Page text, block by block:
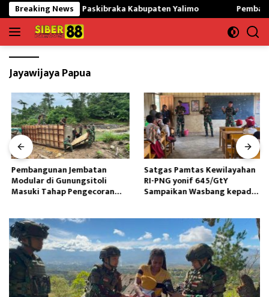
Langsung
ke
konten
Breaking News
Siapkan Paskibraka Kabupaten Yalimo Pembangunan
Jayawijaya Papua
Pembangunan Jembatan
Modular di Gunungsitoli
Masuki Tahap Pengecoran
Satgas Pamtas Kewilayahan
RI-PNG yonif 645/GtY
Sampaikan Wasbang kepada